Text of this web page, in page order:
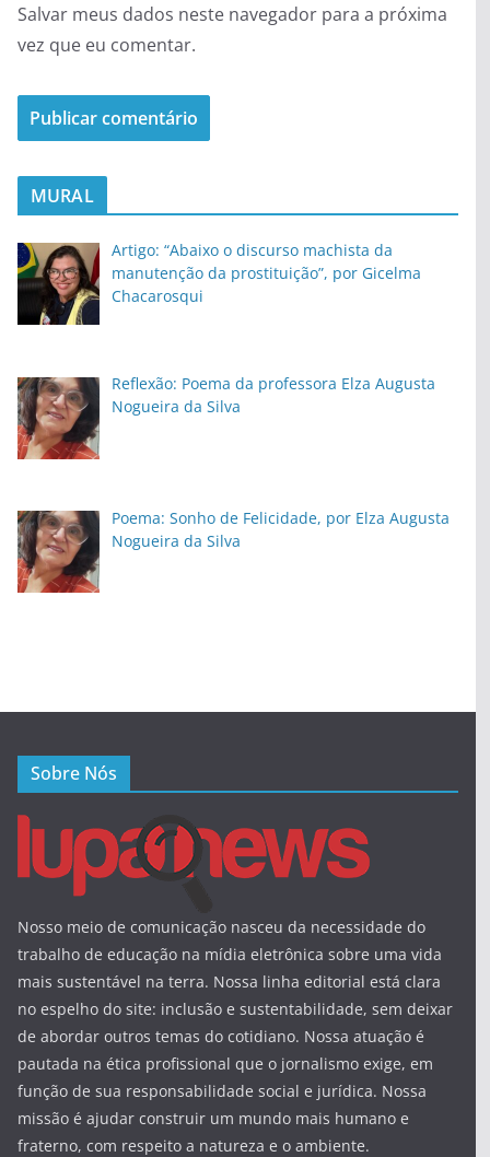
Salvar meus dados neste navegador para a próxima
vez que eu comentar.
MURAL
Artigo: “Abaixo o discurso machista da
manutenção da prostituição”, por Gicelma
Chacarosqui
Reflexão: Poema da professora Elza Augusta
Nogueira da Silva
Poema: Sonho de Felicidade, por Elza Augusta
Nogueira da Silva
Sobre Nós
Nosso meio de comunicação nasceu da necessidade do
trabalho de educação na mídia eletrônica sobre uma vida
mais sustentável na terra. Nossa linha editorial está clara
no espelho do site: inclusão e sustentabilidade, sem deixar
de abordar outros temas do cotidiano. Nossa atuação é
pautada na ética profissional que o jornalismo exige, em
função de sua responsabilidade social e jurídica. Nossa
missão é ajudar construir um mundo mais humano e
fraterno, com respeito a natureza e o ambiente.